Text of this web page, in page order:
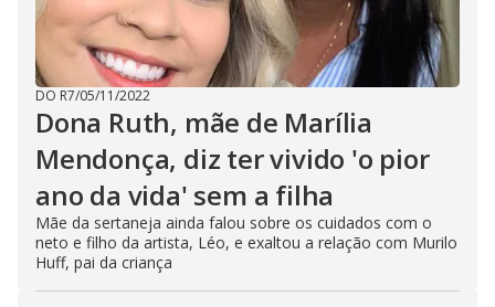
DO R7/05/11/2022
Dona Ruth, mãe de Marília
Mendonça, diz ter vivido 'o pior
ano da vida' sem a filha
Mãe da sertaneja ainda falou sobre os cuidados com o
neto e filho da artista, Léo, e exaltou a relação com Murilo
Huff, pai da criança